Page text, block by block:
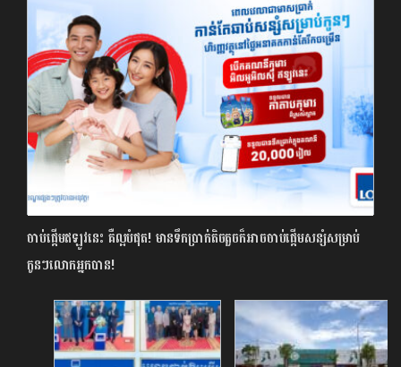
ចាប់ផ្តើមឥឡូវ​នេះ គឺល្អបំផុត! មានទឹកប្រាក់តិចតួច​ក៏អាចចាប់ផ្តើមសន្សំសម្រាប់
កូនៗលោកអ្នកបាន!